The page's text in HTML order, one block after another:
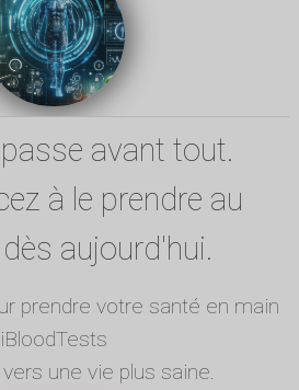
avant tout.
à le prendre au
aujourd'hui.
prendre votre santé en main
iBloodTests
une vie plus saine.